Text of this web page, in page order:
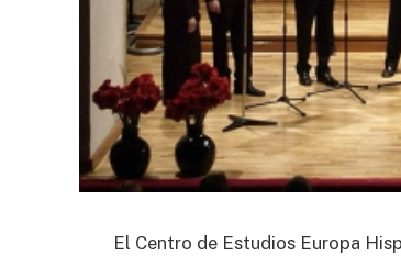
El Centro de Estudios Europa